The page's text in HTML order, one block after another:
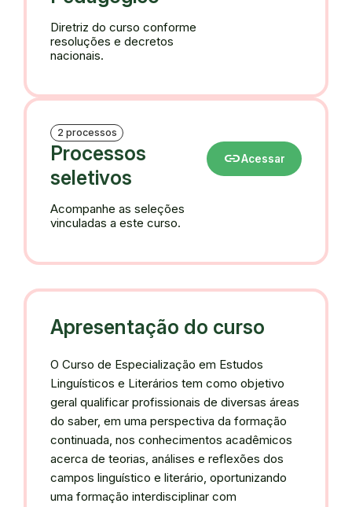
Diretriz do curso conforme
resoluções e decretos
nacionais.
2 processos
Processos
seletivos
Acompanhe as seleções
vinculadas a este curso.
linkAcessar
Apresentação do curso
O Curso de Especialização em Estudos
Linguísticos e Literários tem como objetivo
geral qualificar profissionais de diversas áreas
do saber, em uma perspectiva da formação
continuada, nos conhecimentos acadêmicos
acerca de teorias, análises e reflexões dos
campos linguístico e literário, oportunizando
uma formação interdisciplinar com